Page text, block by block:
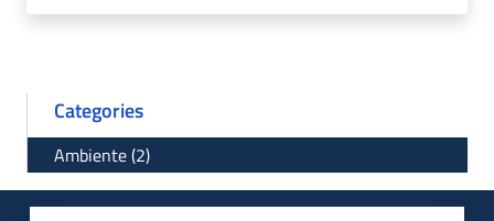
Categories
Ambiente (2)